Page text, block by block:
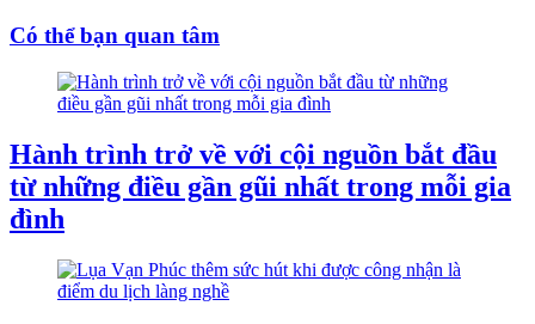
Có thể bạn quan tâm
Hành trình trở về với cội nguồn bắt đầu
từ những điều gần gũi nhất trong mỗi gia
đình